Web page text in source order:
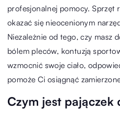
profesjonalnej pomocy. Sprzęt
okazać się nieocenionym
Niezależnie od tego, czy masz
bólem pleców, kontuzją
wzmocnić swoje ciało,
pomoże Ci osiągnąć
Czym jest pajączek